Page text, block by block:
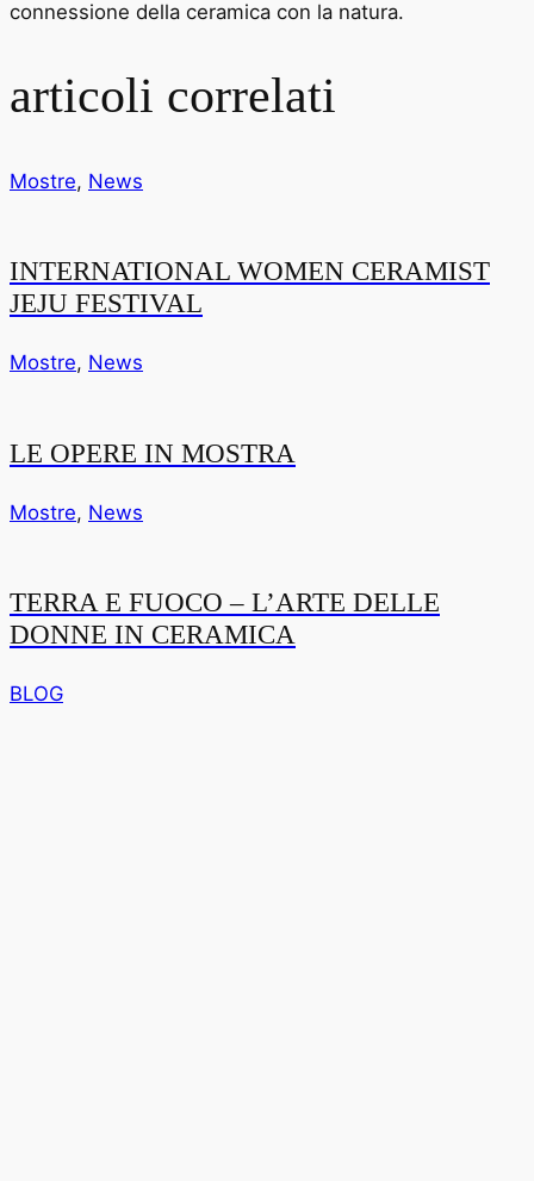
connessione della ceramica con la natura.
articoli correlati
Mostre, News
INTERNATIONAL WOMEN CERAMIST
JEJU FESTIVAL
Mostre, News
LE OPERE IN MOSTRA
Mostre, News
TERRA E FUOCO – L’ARTE DELLE
DONNE IN CERAMICA
BLOG